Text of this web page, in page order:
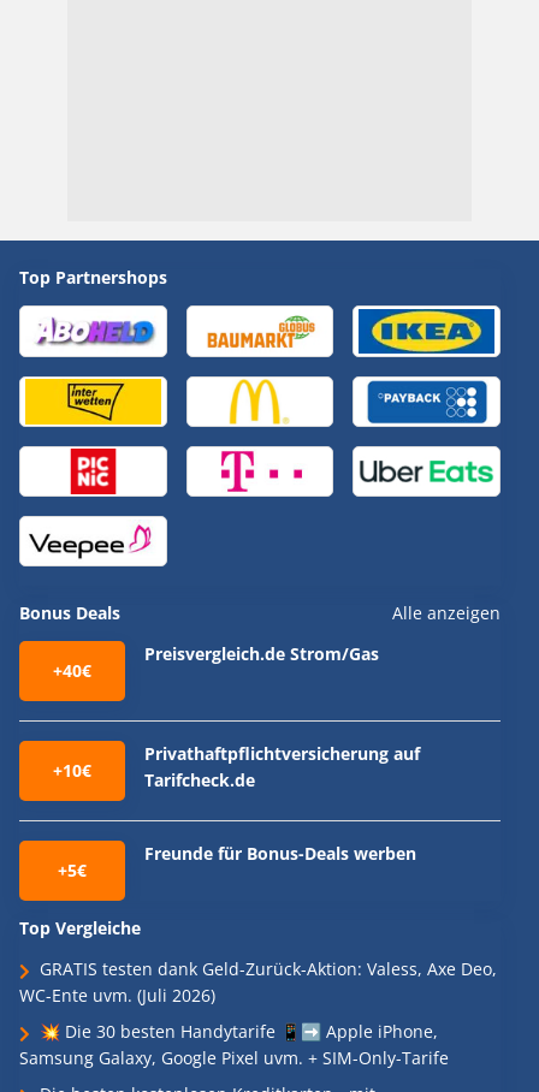
Top Partnershops
Bonus Deals Alle anzeigen
+40€
Preisvergleich.de Strom/Gas
+10€
Privathaftpflichtversicherung auf
Tarifcheck.de
+5€
Freunde für Bonus-Deals werben
Top Vergleiche
GRATIS testen dank Geld-Zurück-Aktion: Valess, Axe Deo,
WC-Ente uvm. (Juli 2026)
💥 Die 30 besten Handytarife 📱➡️ Apple iPhone,
Samsung Galaxy, Google Pixel uvm. + SIM-Only-Tarife